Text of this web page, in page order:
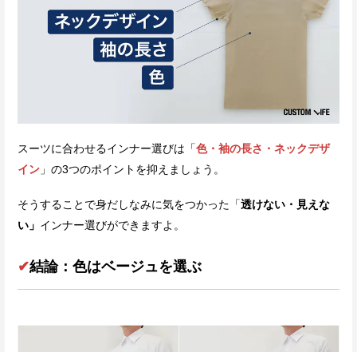
スーツに合わせるインナー選びは「色・袖の長さ・ネックデザ
イン 」の3つのポイントを抑えましょう。
そうすることで身だしなみに気をつかった「透けない・見えな
い」 インナー選びができますよ。
✔結論：色はベージュを選ぶ